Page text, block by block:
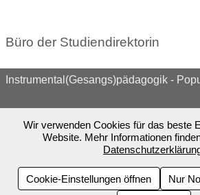
Büro der Studiendirektorin
Instrumental(Gesangs)pädagogik -
Wir verwenden Cookies für das beste
Website. Mehr Informationen
Cookie-Einstellungen öffnen
Nur